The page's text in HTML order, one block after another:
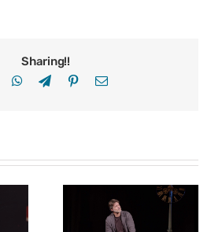
Sharing!!
FacebookWhatsApp
TelegramPinterestEmail